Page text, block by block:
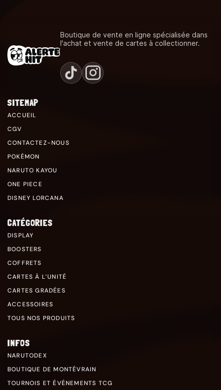
Boutique de vente en ligne spécialisée dans
l'achat et vente de cartes à collectionner.
SITEMAP
ACCUEIL
CGV
CONTACTEZ-NOUS
POKÉMON
NARUTO KAYOU
ONE PIECE
DISNEY LORCANA
CATÉGORIES
DISPLAY
BOOSTERS
COFFRETS
CARTES À L’UNITÉ
CARTES GRADÉES
ACCESSOIRES
TOUS NOS PRODUITS
INFOS
NARUTODEX
BOUTIQUE DE MONTÉVRAIN
TOURNOIS ET ÉVÉNEMENTS TCG